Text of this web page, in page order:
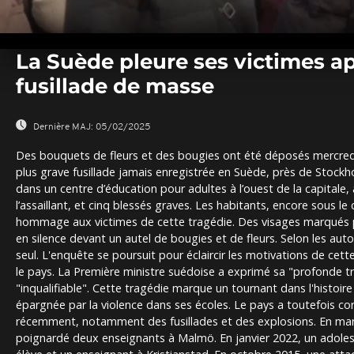
seconds
secondsVolume
La Suède pleure ses victimes
fusillade de masse
Dernière MAJ: 05/02/2025
Des bouquets de fleurs et des bougies ont été déposés
plus grave fusillade jamais enregistrée en Suède, près de
dans un centre d’éducation pour adultes à l’ouest de la
l’assaillant, et cinq blessés graves. Les habitants, encore sous
hommage aux victimes de cette tragédie. Des visages marqués
en silence devant un autel de bougies et de fleurs. Selon les
seul. L'enquête se poursuit pour éclaircir les motivations de
le pays. La Première ministre suédoise a exprimé sa "profonde
"inqualifiable". Cette tragédie marque un tournant dans
épargnée par la violence dans ses écoles. Le pays a toutefois
récemment, notamment des fusillades et des explosions. En
poignardé deux enseignants à Malmö. En janvier 2022, un